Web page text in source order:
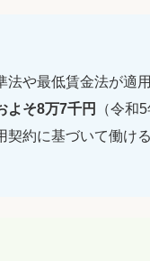
法や最低賃金法が適
よそ8万7千円
（令和
約に基づいて働け